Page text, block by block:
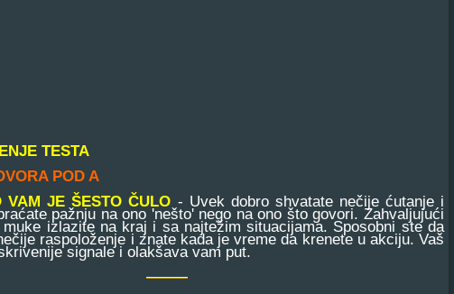
TESTA
POD A
VAM JE ŠESTO ČULO - Uvek dobro shvatate nečije ćutanje i
pažnju na ono 'nešto' nego na ono što govori. Zahvaljujući
izlazite na kraj i sa najtežim situacijama. Sposobni ste da
raspoloženje i znate kada je vreme da krenete u akciju. Vaš
signale i olakšava vam put.